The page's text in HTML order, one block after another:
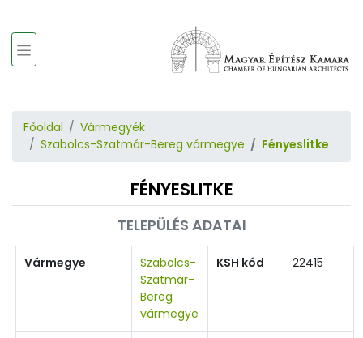
Főoldal
Vármegyék
Szabolcs-Szatmár-Bereg vármegye
Fényeslitke
FÉNYESLITKE
TELEPÜLÉS ADATAI
Vármegye
Szabolcs-
Szatmár-
Bereg
vármegye
KSH kód 22415